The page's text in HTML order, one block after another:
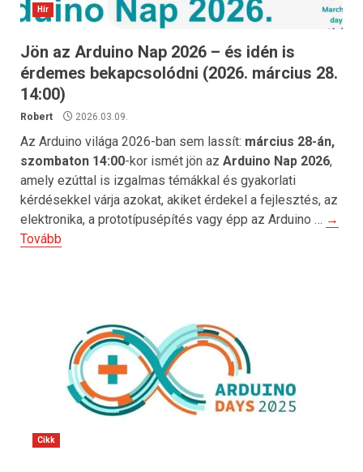
Hír
Jön az Arduino Nap 2026 – és idén is
érdemes bekapcsolódni (2026. március 28.
14:00)
Robert 2026.03.09.
Az Arduino világa 2026-ban sem lassít: március 28-án,
szombaton 14:00-kor ismét jön az Arduino Nap 2026,
amely ezúttal is izgalmas témákkal és gyakorlati
kérdésekkel várja azokat, akiket érdekel a fejlesztés, az
elektronika, a prototípusépítés vagy épp az Arduino … →
Tovább
Cikk